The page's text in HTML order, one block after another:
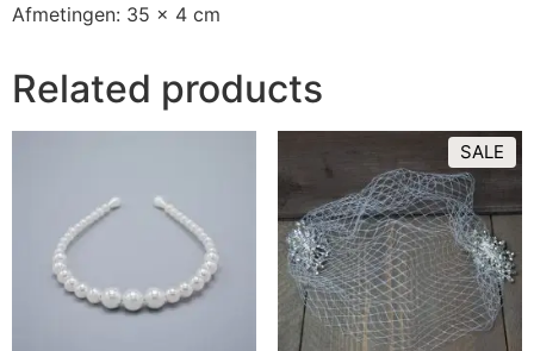
Afmetingen: 35 x 4 cm
Related products
SALE